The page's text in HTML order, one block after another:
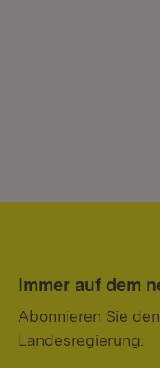
Immer auf dem
Abonnieren Sie
Landesregierung.